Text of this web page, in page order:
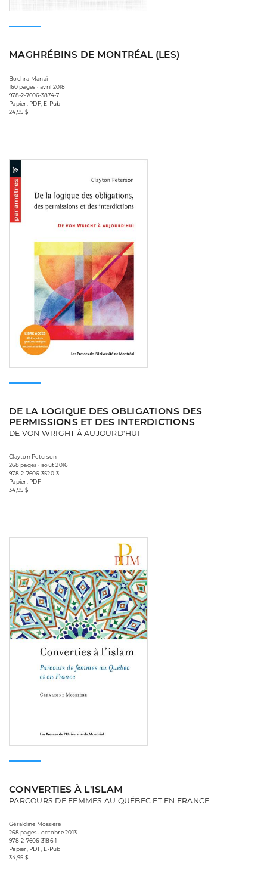
MAGHRÉBINS DE MONTRÉAL (LES)
Bochra Manaï
160 pages • avril 2018
978-2-7606-3874-7
Papier, PDF, E-Pub
24,95 $
DE LA LOGIQUE DES OBLIGATIONS DES
PERMISSIONS ET DES INTERDICTIONS
DE VON WRIGHT À AUJOURD'HUI
Clayton Peterson
268 pages • août 2016
978-2-7606-3520-3
Papier, PDF
34,95 $
CONVERTIES À L'ISLAM
PARCOURS DE FEMMES AU QUÉBEC ET EN FRANCE
Géraldine Mossière
268 pages • octobre 2013
978-2-7606-3186-1
Papier, PDF, E-Pub
34,95 $